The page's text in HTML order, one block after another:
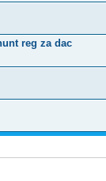
reg za dac